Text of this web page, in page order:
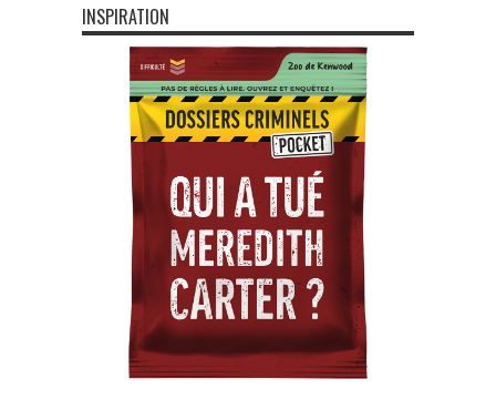
INSPIRATION